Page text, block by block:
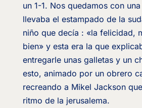
un 1-1. Nos quedamos con
llevaba el estampado de la
niño que decía : «la felicidad,
bien» y esta era la que
entregarle unas galletas y un
esto, animado por un obrero
recreando a Mikel Jackson
ritmo de la jerusalema.